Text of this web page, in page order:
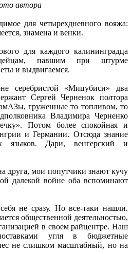
автора
для четырехдневного вояжа:
знамена и венки.
для каждого калининградца
павшим при штурме
и выдвигаемся.
серебристой «Мицубиси» два
Сергей Черненок полтора
груженные то топливом, то
Владимира Черненко
Потом более спокойная и
и Германии. Отсюда знание
языков. Дари, венгерский и
друга, мои попутчики знают кучу
далекой войне оба вспоминают
не сразу. Но все-таки нашли.
общественной деятельностью,
в своем райцентре. Наш
угля в бюджетные
не слишком масштабный, но на